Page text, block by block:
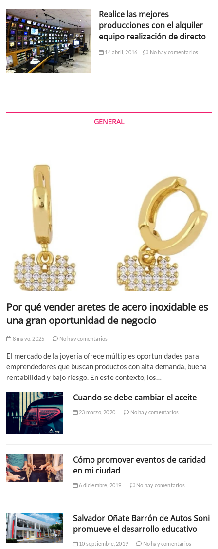
Realice las mejores
producciones con el alquiler
equipo realización de directo
14 abril, 2016 No hay comentarios
GENERAL
Por qué vender aretes de acero inoxidable es
una gran oportunidad de negocio
8 mayo, 2025 No hay comentarios
El mercado de la joyería ofrece múltiples oportunidades para
emprendedores que buscan productos con alta demanda, buena
rentabilidad y bajo riesgo. En este contexto, los…
Cuando se debe cambiar el aceite
23 marzo, 2020 No hay comentarios
Cómo promover eventos de caridad
en mi ciudad
6 diciembre, 2019 No hay comentarios
Salvador Oñate Barrón de Autos Soni
promueve el desarrollo educativo
10 septiembre, 2019 No hay comentarios